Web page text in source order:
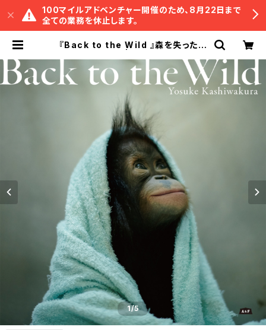
100マイルアドベンチャー開催のため、8月22日まで
全ての業務を休止します。
『Back to the Wild 』森を失ったオ
1/5